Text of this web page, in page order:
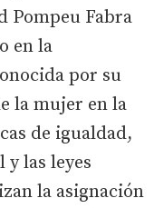
Pompeu Fabra
en la
por su
la mujer en la
de igualdad,
las leyes
la asignación